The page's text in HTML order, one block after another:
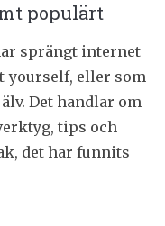
populärt
sprängt internet
yourself, eller som
Det handlar om
tips och
det har funnits